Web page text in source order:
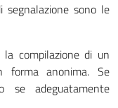
sono le
compilazione di un
forma anonima. Se
se adeguatamente